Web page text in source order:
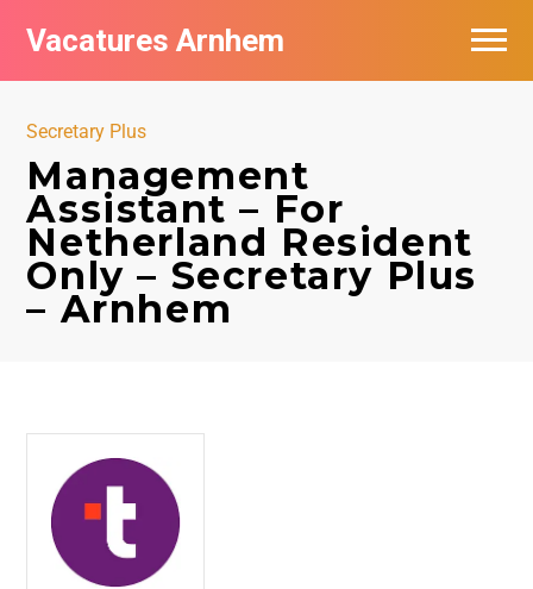
Vacatures Arnhem
Secretary Plus
Management
Assistant – For
Netherland Resident
Only – Secretary Plus
– Arnhem
Vacatures per bedrijf in Arnhem
Nieuwsbrief feed